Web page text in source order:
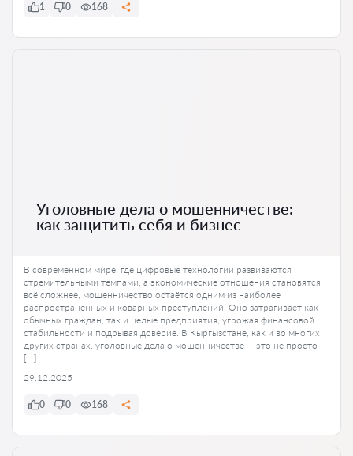
1 0 168
Уголовные дела о мошенничестве:
как защитить себя и бизнес
В современном мире, где цифровые технологии развиваются
стремительными темпами, а экономические отношения становятся
всё сложнее, мошенничество остаётся одним из наиболее
распространённых и коварных преступлений. Оно затрагивает как
обычных граждан, так и целые предприятия, угрожая финансовой
стабильности и подрывая доверие. В Кыргызстане, как и во многих
других странах, уголовные дела о мошенничестве — это не просто
[…]
29.12.2025
0 0 168